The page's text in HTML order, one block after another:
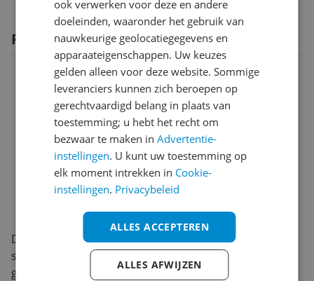
Productomschrijving
De Inventum ST307WZA is een klassieke
sledestofzuiger met zak, gebouwd voor dagelijks
gebruik. De stevige, compacte behuizing en het
ook verwerken voor deze en andere
doeleinden, waaronder het gebruik van
nauwkeurige geolocatiegegevens en
apparaateigenschappen. Uw keuzes
gelden alleen voor deze website. Sommige
leveranciers kunnen zich beroepen op
gerechtvaardigd belang in plaats van
toestemming; u hebt het recht om
bezwaar te maken inAdvertentie-
instellingen. U kunt uw toestemming op
elk moment intrekken in Cookie-
instellingen. Privacybeleid
ALLES ACCEPTEREN
ALLES AFWIJZEN